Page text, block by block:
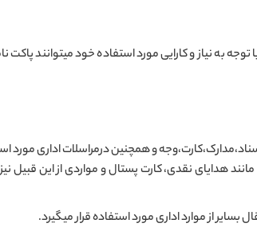
توجه به نیاز و کارایی مورد استفاده خود میتوانند
و همچنین درمراسلات اداری مورد
مانند هدایای نقدی، کارت پستال و مواردی از این
از موارد اداری مورد استفاده قرار میگیرد.